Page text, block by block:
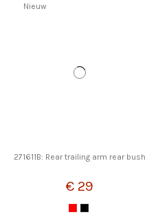
Nieuw
271611B: Rear trailing arm rear bush
€ 29